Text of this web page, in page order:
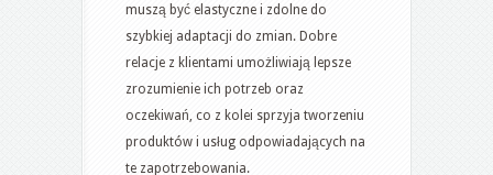
muszą być elastyczne i zdolne do
szybkiej adaptacji do zmian. Dobre
relacje z klientami umożliwiają lepsze
zrozumienie ich potrzeb oraz
oczekiwań, co z kolei sprzyja tworzeniu
produktów i usług odpowiadających na
te zapotrzebowania.